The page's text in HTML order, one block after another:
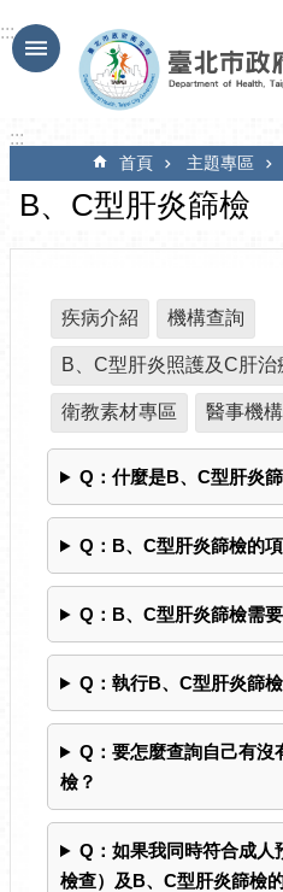
跳到主要內容區塊
:::
:::
首頁 主題專區
B、C型肝炎篩檢
疾病介紹 機構查詢
B、C型肝炎照護及C肝治
衛教素材專區 醫事機
Q：什麼是B、C型肝炎
Q：B、C型肝炎篩檢的
Q：B、C型肝炎篩檢需
Q：執行B、C型肝炎篩
Q：要怎麼查詢自己有沒
檢？
Q：如果我同時符合成人
檢查）及B、C型肝炎篩檢